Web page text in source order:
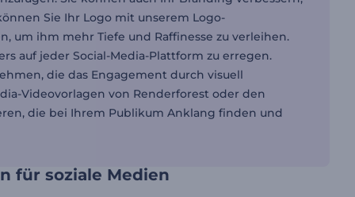
Sie Ihr Logo mit unserem Logo-
um ihm mehr Tiefe und Raffinesse zu verleihen.
auf jeder Social-Media-Plattform zu erregen.
die das Engagement durch visuell
Videovorlagen von Renderforest oder den
die bei Ihrem Publikum Anklang finden und
für soziale Medien